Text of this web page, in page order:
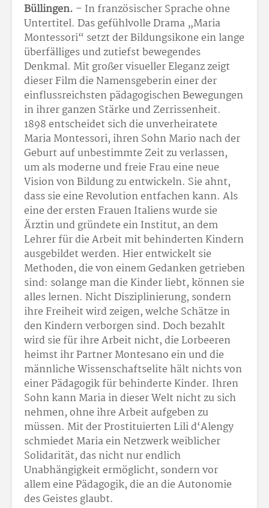
Büllingen. – In französischer Sprache ohne
Untertitel. Das gefühlvolle Drama „Maria
Montessori“ setzt der Bildungsikone ein lange
überfälliges und zutiefst bewegendes
Denkmal. Mit großer visueller Eleganz zeigt
dieser Film die Namensgeberin einer der
einflussreichsten pädagogischen Bewegungen
in ihrer ganzen Stärke und Zerrissenheit.
1898 entscheidet sich die unverheiratete
Maria Montessori, ihren Sohn Mario nach der
Geburt auf unbestimmte Zeit zu verlassen,
um als moderne und freie Frau eine neue
Vision von Bildung zu entwickeln. Sie ahnt,
dass sie eine Revolution entfachen kann. Als
eine der ersten Frauen Italiens wurde sie
Ärztin und gründete ein Institut, an dem
Lehrer für die Arbeit mit behinderten Kindern
ausgebildet werden. Hier entwickelt sie
Methoden, die von einem Gedanken getrieben
sind: solange man die Kinder liebt, können sie
alles lernen. Nicht Disziplinierung, sondern
ihre Freiheit wird zeigen, welche Schätze in
den Kindern verborgen sind. Doch bezahlt
wird sie für ihre Arbeit nicht, die Lorbeeren
heimst ihr Partner Montesano ein und die
männliche Wissenschaftselite hält nichts von
einer Pädagogik für behinderte Kinder. Ihren
Sohn kann Maria in dieser Welt nicht zu sich
nehmen, ohne ihre Arbeit aufgeben zu
müssen. Mit der Prostituierten Lili d‘Alengy
schmiedet Maria ein Netzwerk weiblicher
Solidarität, das nicht nur endlich
Unabhängigkeit ermöglicht, sondern vor
allem eine Pädagogik, die an die Autonomie
des Geistes glaubt.